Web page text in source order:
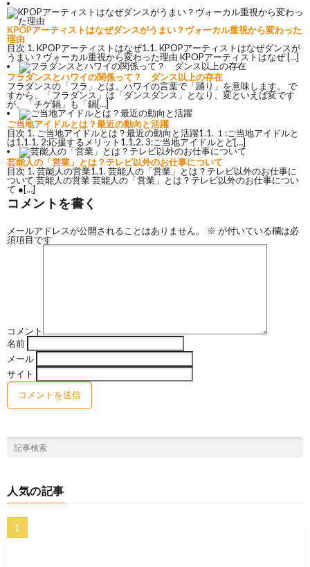
KPOPアーティストはなぜダンスがうまい？ヴォーカル重視から変わった
理由
目次 1. KPOPアーティストはなぜ1.1. KPOPアーティストはなぜダンスが
うまい？ヴォーカル重視から変わった理由 KPOPアーティストはなぜ […]
フラダンスとハワイの関係って？ ダンス以上の存在
フラダンスの「フラ」とは、ハワイの言葉で「踊り」を意味します。 で
すから、「フラダンス」は「ダンスダンス」となり、変といえば変です
が、「チゲ鍋」も「鍋[…]
ご当地アイドルとは？最近の動向と活躍
目次 1. ご当地アイドルとは？最近の動向と活躍1.1. １:ご当地アイドルと
は1.1.1. 2:応援するメリット1.1.2. 3:ご当地アイドルとど[…]
芸能人の「営業」とは？テレビ以外のお仕事について
目次 1. 芸能人の営業1.1. 芸能人の「営業」とは？テレビ以外のお仕事に
ついて 芸能人の営業 芸能人の「営業」とは？テレビ以外のお仕事につい
て ●[…]
コメントを書く
メールアドレスが公開されることはありません。 ※ が付いている欄は必
須項目です
コメント
名前
メール
サイト
人気の記事